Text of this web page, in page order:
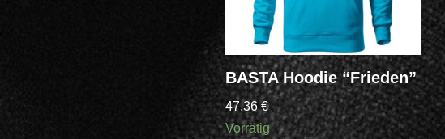
BASTA Hoodie “Frieden”
47,36€
Vorrätig